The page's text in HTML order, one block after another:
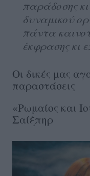
παράδοσης
δυναμικού
πάντα
έκφρασης κι
Οι δικές μας
παραστάσεις
«Ρωμαίος και
Σαίξπηρ